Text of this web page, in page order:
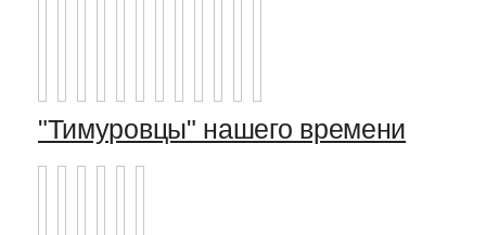
"Тимуровцы" нашего времени